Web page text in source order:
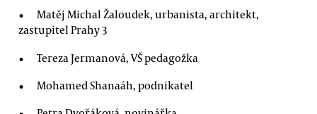
Matěj Michal Žaloudek, urbanista, architekt,
zastupitel Prahy 3
Tereza Jermanová, VŠ pedagožka
Mohamed Shanaáh, podnikatel